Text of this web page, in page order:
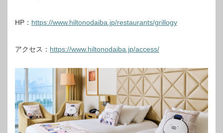
HP： https://www.hiltonodaiba.jp/restaurants/grillogy
アクセス： https://www.hiltonodaiba.jp/access/